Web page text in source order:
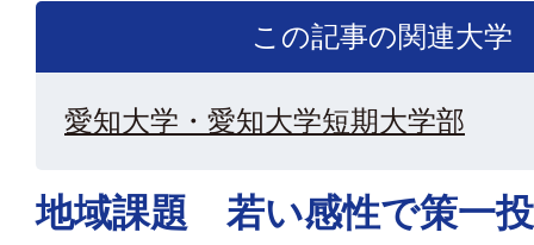
この記事の関連大学
愛知大学・愛知大学短期大学部
地域課題 若い感性で策一